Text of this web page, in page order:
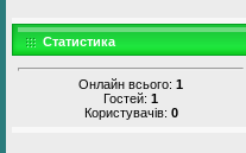
Статистика
Онлайн всього: 1
Гостей: 1
Користувачів: 0